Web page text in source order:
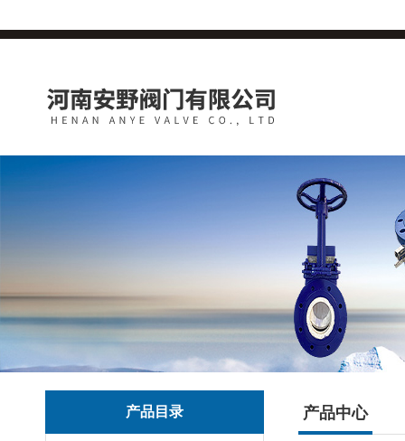
产品目录 产品中心